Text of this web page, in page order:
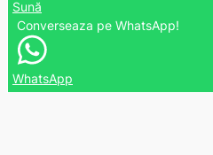
Sună
Converseaza pe WhatsApp!
WhatsApp